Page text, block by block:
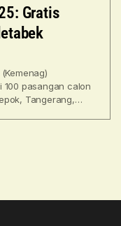
Gratis
100 pasangan calon
Tangerang,